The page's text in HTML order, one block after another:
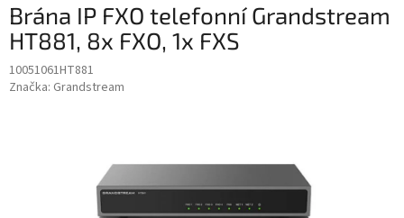
Brána IP FXO telefonní Grandstream
HT881, 8x FXO, 1x FXS
10051061HT881
Značka: Grandstream